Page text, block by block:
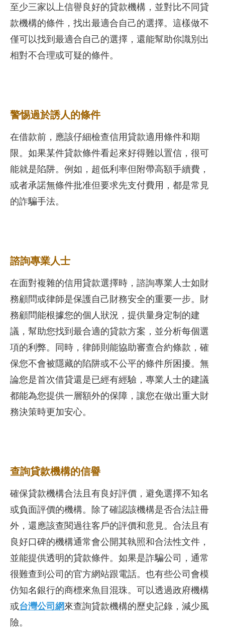
至少三家以上信譽良好的貸款機構，並對比不同貸
款機構的條件，找出最適合自己的選擇。這樣做不
僅可以找到最適合自己的選擇，還能幫助你識別出
相對不合理或可疑的條件。
警惕過於誘人的條件
在借款前，應該仔細檢查信用貸款適用條件和期
限。如果某件貸款條件看起來好得難以置信，很可
能就是陷阱。例如，超低利率但附帶高額手續費，
或者承諾無條件批准但要求先支付費用，都是常見
的詐騙手法。
諮詢專業人士
在面對複雜的信用貸款選擇時，諮詢專業人士如財
務顧問或律師是保護自己財務安全的重要一步。財
務顧問能根據您的個人狀況，提供量身定制的建
議，幫助您找到最合適的貸款方案，並分析每個選
項的利弊。同時，律師則能協助審查合約條款，確
保您不會被隱藏的陷阱或不公平的條件所困擾。無
論您是首次借貸還是已經有經驗，專業人士的建議
都能為您提供一層額外的保障，讓您在做出重大財
務決策時更加安心。
查詢貸款機構的信譽
確保貸款機構合法且有良好評價，避免選擇不知名
或負面評價的機構。除了確認該機構是否合法註冊
外，還應該查閱過往客戶的評價和意見。合法且有
良好口碑的機構通常會公開其執照和合法性文件，
並能提供透明的貸款條件。如果是詐騙公司，通常
很難查到公司的官方網站跟電話。也有些公司會模
仿知名銀行的商標來魚目混珠。可以透過政府機構
或台灣公司網來查詢貸款機構的歷史記錄，減少風
險。